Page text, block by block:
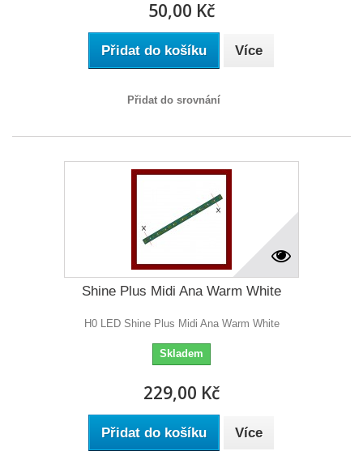
50,00 Kč
Přidat do košíku Více
Přidat do srovnání
Shine Plus Midi Ana Warm White
H0 LED Shine Plus Midi Ana Warm White
Skladem
229,00 Kč
Přidat do košíku Více